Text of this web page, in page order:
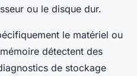
ou le disque dur.
le matériel ou
détectent des
de stockage